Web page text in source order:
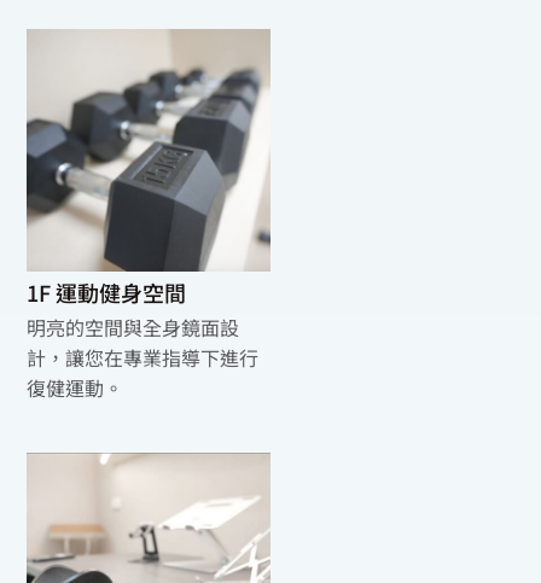
1F 運動健身空間
明亮的空間與全身鏡面設
計，讓您在專業指導下進行
復健運動。